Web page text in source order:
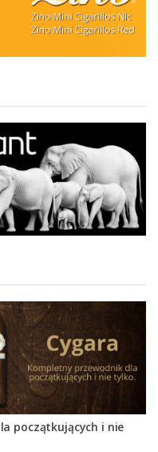
początkujących i nie